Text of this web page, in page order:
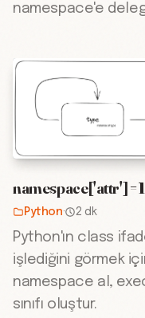
namespace'e
namespace['attr'] = 1
Python· 2 dk
Python'ın class
işlediğini görmek
namespace al,
sınıfı oluştur.